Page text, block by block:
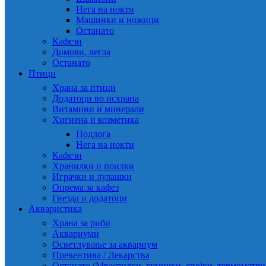
Нега на нокти
Машинки и ножици
Останато
Кафези
Домови, легла
Останато
Птици
Храна за птици
Додатоци во исхрана
Витамини и минерали
Хигиена и козметика
Подлога
Нега на нокти
Кафези
Хранилки и поилки
Играчки и лулашки
Опрема за кафез
Гнезда и додатоци
Акваристика
Храна за риби
Аквариуми
Осветлување за аквариум
Превентива / Лекарства